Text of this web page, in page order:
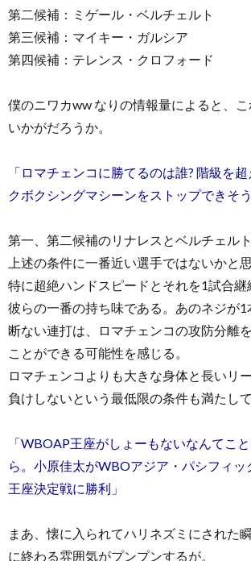
第二候補：ミゲール・ベルチェルト
第三候補：マイキー・ガルシア
第四候補：テレンス・クロフォード
僕のニワカww なりの情報量によると、
いかがだろうか。
「ロマチェンコに勝てるのは誰? 階級を
クボクシングマシーンをストップできそう
第一、第二候補のリナレスとベルチェル
上述の条件に一番近い選手ではないかと思
特に超絶ハンドスピードとそれを1試合
彼らの一番の持ち味である。あのネジが
断ない連打は、ロマチェンコの攻防分離
ことができる可能性を感じる。
ロマチェンコよりも大きな身体と長いリ
負けしないという最低限の条件も満たして
「WBOAP王座がしょーもないなんてこ
ら。小原佳太がWBOアジア・パシフィッ
王座決定戦に勝利」
まあ、懐に入られてハリネズミにされた
に終わる雰囲気がプンプンするが。